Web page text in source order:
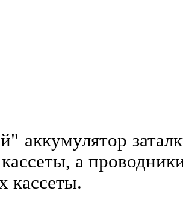
аккумулятор
а
кассеты.